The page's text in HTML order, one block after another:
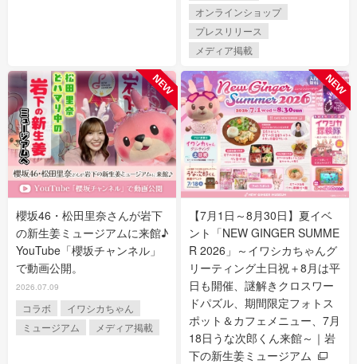
オンラインショップ
プレスリリース
メディア掲載
櫻坂46・松田里奈さんが岩下
の新生姜ミュージアムに来館♪
YouTube「櫻坂チャンネル」
で動画公開。
2026.07.09
コラボ
イワシカちゃん
ミュージアム
メディア掲載
【7月1日～8月30日】夏イベ
ント「NEW GINGER SUMME
R 2026」～イワシカちゃんグ
リーティング土日祝＋8月は平
日も開催、謎解きクロスワー
ドパズル、期間限定フォトス
ポット＆カフェメニュー、7月
18日うな次郎くん来館～｜岩
下の新生姜ミュージアム